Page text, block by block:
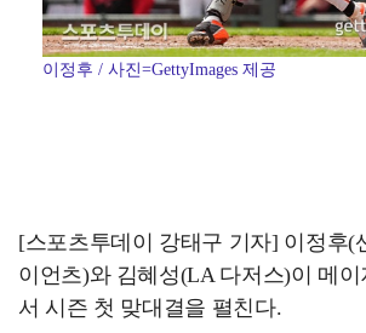
이정후 / 사진=GettyImages 제공
[스포츠투데이 강태구 기자] 이정후(
이언츠)와 김혜성(LA 다저스)이 메이
서 시즌 첫 맞대결을 펼친다.